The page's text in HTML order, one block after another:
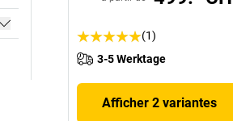
(1)
3-5 Werktage
Afficher 2 variantes